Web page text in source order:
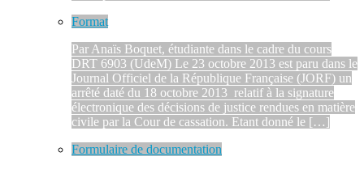
Format
Par Anaïs Boquet, étudiante dans le cadre du cours
DRT 6903 (UdeM) Le 23 octobre 2013 est paru dans le
Journal Officiel de la République Française (JORF) un
arrêté daté du 18 octobre 2013 relatif à la signature
électronique des décisions de justice rendues en matière
civile par la Cour de cassation. Etant donné le […]
Formulaire de documentation